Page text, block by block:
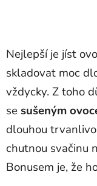
Nejlepší je jíst
skladovat moc
vždycky. Z toho
se sušeným
dlouhou
chutnou svačinu
Bonusem je, že